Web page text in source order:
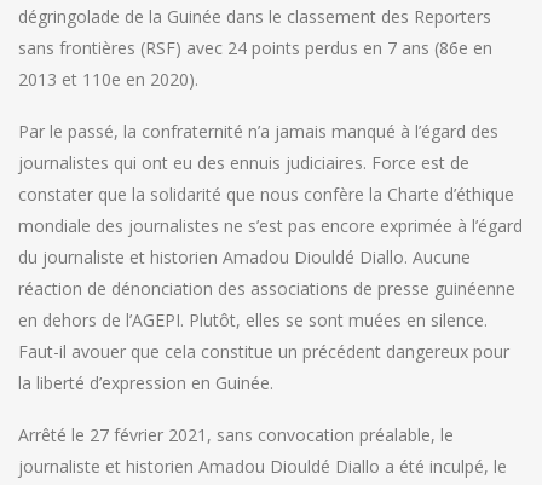
dégringolade de la Guinée dans le classement des Reporters
sans frontières (RSF) avec 24 points perdus en 7 ans (86e en
2013 et 110e en 2020).
Par le passé, la confraternité n’a jamais manqué à l’égard des
journalistes qui ont eu des ennuis judiciaires. Force est de
constater que la solidarité que nous confère la Charte d’éthique
mondiale des journalistes ne s’est pas encore exprimée à l’égard
du journaliste et historien Amadou Diouldé Diallo. Aucune
réaction de dénonciation des associations de presse guinéenne
en dehors de l’AGEPI. Plutôt, elles se sont muées en silence.
Faut-il avouer que cela constitue un précédent dangereux pour
la liberté d’expression en Guinée.
Arrêté le 27 février 2021, sans convocation préalable, le
journaliste et historien Amadou Diouldé Diallo a été inculpé, le